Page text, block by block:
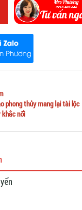
phong thủy mang lại tài lộc
khắc nổi